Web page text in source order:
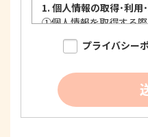
1. 個人情報の取得･利用
①個人情報を取得する
限り明確に特定し、
おいて適法かつ公正
個人情報を利用する
たは公表した利用目
反する目的外利用を
プライバシー